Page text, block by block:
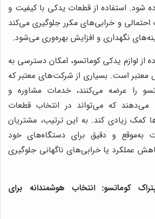
شود. استفاده از قطعات یدکی با کیفیت و
احتمالی و خرابی‌های مکرر جلوگیری می‌کند
نگهداری و افزایش بهره‌وری می‌شود.
از لوازم یدکی کوماتسو، امکان دسترسی به
است. بسیاری از شرکت‌های معتبر که
را عرضه می‌کنند، خدمات مشاوره و
می‌دهند که می‌تواند در انتخاب قطعات
زیادی کند. به این ترتیب، مشتریان
به‌موقع و دقیق برای دستگاه‌های خود
عملکرد یا خرابی‌های ناگهانی جلوگیری
کوماتسو: انتخاب هوشمندانه برای